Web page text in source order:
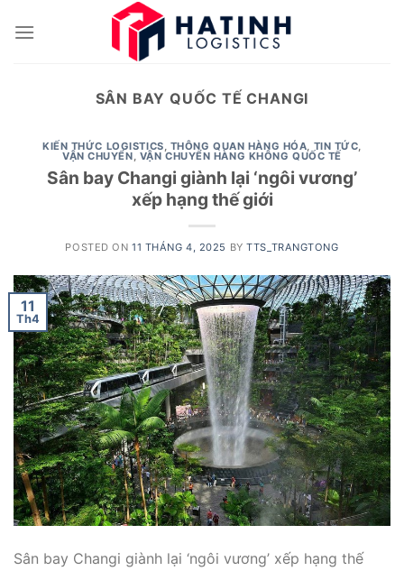
SÂN BAY QUỐC TẾ CHANGI
KIẾN THỨC LOGISTICS, THÔNG QUAN HÀNG HÓA, TIN TỨC,
VẬN CHUYỂN, VẬN CHUYỂN HÀNG KHÔNG QUỐC TẾ
Sân bay Changi giành lại ‘ngôi vương’
xếp hạng thế giới
POSTED ON11 THÁNG 4, 2025 BYTTS_TRANGTONG
11
Th4
Sân bay Changi giành lại ‘ngôi vương’ xếp hạng thế